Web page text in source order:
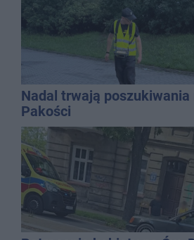
Nadal trwają poszukiwania
Pakości